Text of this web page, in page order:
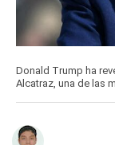
Donald Trump ha
Alcatraz, una de las